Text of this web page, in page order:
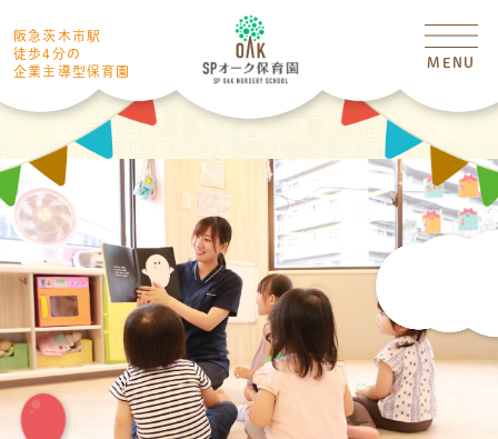
阪急茨木市駅
徒歩4分の
企業主導型保育園
MENU